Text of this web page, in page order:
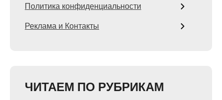
Политика конфиденциальности
Реклама и Контакты
ЧИТАЕМ ПО РУБРИКАМ